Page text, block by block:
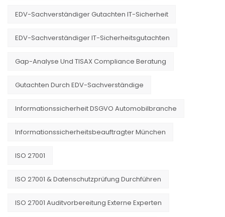
EDV-Sachverständiger Gutachten IT-Sicherheit
EDV-Sachverständiger IT-Sicherheitsgutachten
Gap-Analyse Und TISAX Compliance Beratung
Gutachten Durch EDV-Sachverständige
Informationssicherheit DSGVO Automobilbranche
Informationssicherheitsbeauftragter München
ISO 27001
ISO 27001 & Datenschutzprüfung Durchführen
ISO 27001 Auditvorbereitung Externe Experten